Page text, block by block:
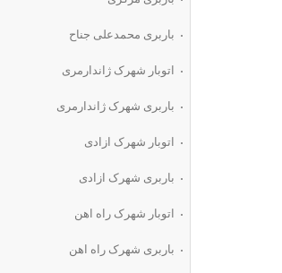
باربری محمدعلی جناح
اتوبار شهرک ژاندارمری
باربری شهرک ژاندارمری
اتوبار شهرک ازادی
باربری شهرک ازادی
اتوبار شهرک راه اهن
باربری شهرک راه اهن